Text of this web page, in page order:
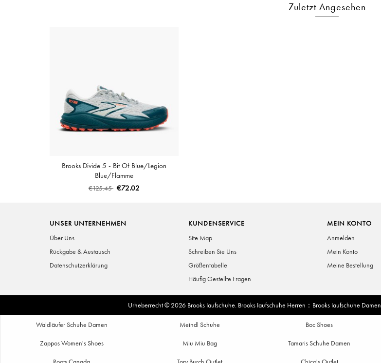
Zuletzt Angesehen
Brooks Divide 5 - Bit Of Blue/Legion
Blue/Flamme
€125.45 €72.02
UNSER UNTERNEHMEN
Über Uns
Rückgabe & Austausch
Datenschutzerklärung
KUNDENSERVICE
Site Map
Schreiben Sie Uns
Größentabelle
Häufig Gestellte Fragen
MEIN KONTO
Anmelden
Mein Konto
Meine Bestellung
Urheberrecht © 2026 Brooks Iaufschuhe. Brooks Iaufschuhe Herren ： Brooks Iaufschuhe Damen
Waldläufer Schuhe Damen Meindl Schuhe Boc Shoes
Zappos Women's Shoes Miu Miu Bag Tamaris Schuhe Damen